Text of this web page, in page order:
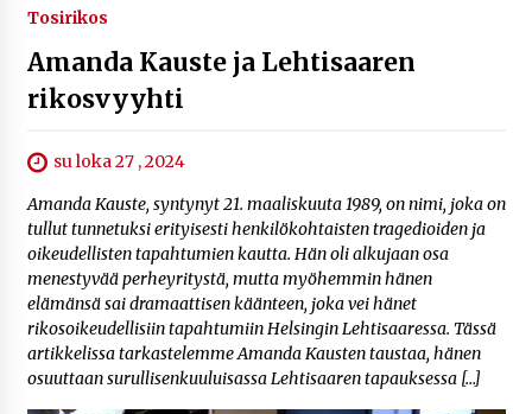
Tosirikos
Amanda Kauste ja Lehtisaaren
rikosvyyhti
su loka 27 , 2024
Amanda Kauste, syntynyt 21. maaliskuuta 1989, on nimi, joka on
tullut tunnetuksi erityisesti henkilökohtaisten tragedioiden ja
oikeudellisten tapahtumien kautta. Hän oli alkujaan osa
menestyvää perheyritystä, mutta myöhemmin hänen
elämänsä sai dramaattisen käänteen, joka vei hänet
rikosoikeudellisiin tapahtumiin Helsingin Lehtisaaressa. Tässä
artikkelissa tarkastelemme Amanda Kausten taustaa, hänen
osuuttaan surullisenkuuluisassa Lehtisaaren tapauksessa […]